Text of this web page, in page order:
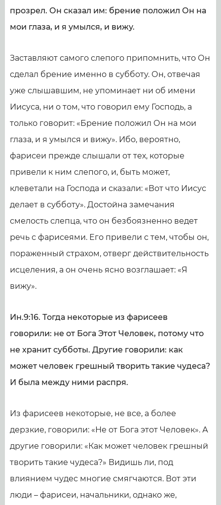
прозрел. Он сказал им: брение положил Он на
мои глаза, и я умылся, и вижу.
Заставляют самого слепого припомнить, что Он
сделал брение именно в субботу. Он, отвечая
уже слышавшим, не упоминает ни об имени
Иисуса, ни о том, что говорил ему Господь, а
только говорит: «Брение положил Он на мои
глаза, и я умылся и вижу». Ибо, вероятно,
фарисеи прежде слышали от тех, которые
привели к ним слепого, и, быть может,
клеветали на Господа и сказали: «Вот что Иисус
делает в субботу». Достойна замечания
смелость слепца, что он безбоязненно ведет
речь с фарисеями. Его привели с тем, чтобы он,
пораженный страхом, отверг действительность
исцеления, а он очень ясно возглашает: «Я
вижу».
Ин.9:16. Тогда некоторые из фарисеев
говорили: не от Бога Этот Человек, потому что
не хранит субботы. Другие говорили: как
может человек грешный творить такие чудеса?
И была между ними распря.
Из фарисеев некоторые, не все, а более
дерзкие, говорили: «Не от Бога этот Человек». А
другие говорили: «Как может человек грешный
творить такие чудеса?» Видишь ли, под
влиянием чудес многие смягчаются. Вот эти
люди – фарисеи, начальники, однако же,